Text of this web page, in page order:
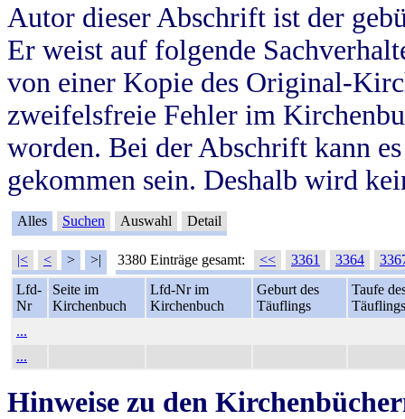
Autor dieser Abschrift ist der
Er weist auf folgende
von einer Kopie des Original-
zweifelsfreie Fehler im
worden. Bei der Abschrift kann
gekommen sein. Deshalb wird
Alles Suchen Auswahl Detail
|< < > >| 3380 Einträge gesamt: << 3361 3364
Lfd-
Nr
Seite im
Kirchenbuch
Lfd-Nr im
Kirchenbuch
Geburt des
Täuflings
Taufe
Täuflings
...
...
Hinweise zu den